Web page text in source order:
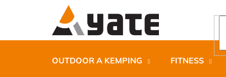
OUTDOOR A KEMPING FITNESS
í
do
do